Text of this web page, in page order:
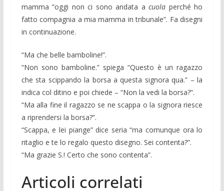
mamma “oggi non ci sono andata a cuola perché ho
fatto compagnia a mia mamma in tribunale”. Fa disegni
in continuazione.
“Ma che belle bamboline!”.
“Non sono bamboline.” spiega “Questo è un ragazzo
che sta scippando la borsa a questa signora qua.” – la
indica col ditino e poi chiede – “Non la vedi la borsa?”.
“Ma alla fine il ragazzo se ne scappa o la signora riesce
a riprendersi la borsa?”.
“Scappa, e lei piange” dice seria “ma comunque ora lo
ritaglio e te lo regalo questo disegno. Sei contenta?”.
“Ma grazie S.! Certo che sono contenta”.
Articoli correlati